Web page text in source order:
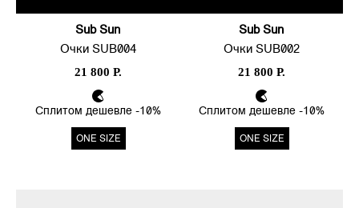
Sub Sun
Очки SUB004
21 800 Р.
Сплитом дешевле -10%
ONE SIZE
Sub Sun
Очки SUB002
21 800 Р.
Сплитом дешевле -10%
ONE SIZE